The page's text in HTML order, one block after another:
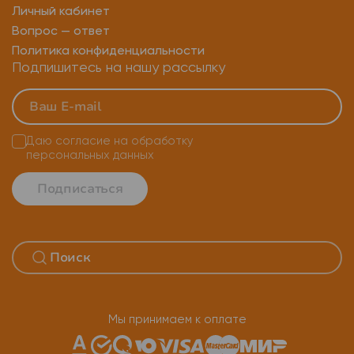
Шторка для камеры телефона
Карта памяти микро сд 8 гб
Шторка на камеру смартфона
Карта памяти transcend 8gb
Карта памяти transcend 2gb
Шторка для камеры айфон
Карта памяти transcend 4gb
Личный кабинет
Вопрос — ответ
Политика конфиденциальности
Подпишитесь на нашу рассылку
Подписаться
Даю согласие на обработку
персональных данных
Мы принимаем к оплате